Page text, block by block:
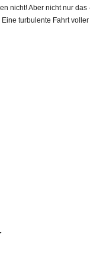
nicht! Aber nicht nur das
turbulente Fahrt